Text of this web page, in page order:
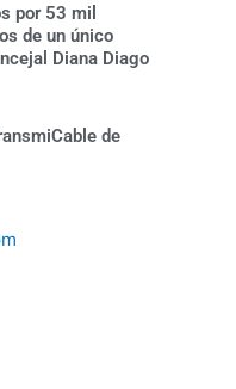
por 53 mil
de un único
Diana Diago
de